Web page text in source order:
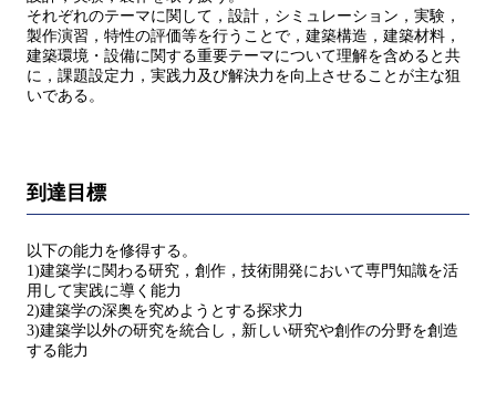
それぞれのテーマに関して，設計，シミュレーション，実験，
製作演習，特性の評価等を行うことで，建築構造，建築材料，
建築環境・設備に関する重要テーマについて理解を含めると共
に，課題設定力，実践力及び解決力を向上させることが主な狙
いである。
到達目標
以下の能力を修得する。
1)建築学に関わる研究，創作，技術開発において専門知識を活
用して実践に導く能力
2)建築学の深奥を究めようとする探求力
3)建築学以外の研究を統合し，新しい研究や創作の分野を創造
する能力